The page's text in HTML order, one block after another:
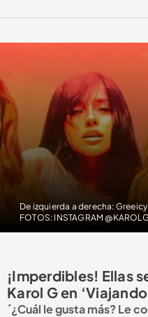
De izquierda a derecha:
FOTOS: INSTAGRAM
¡Imperdibles! Ellas
Karol G en
´¿Cuál le gusta más? Le